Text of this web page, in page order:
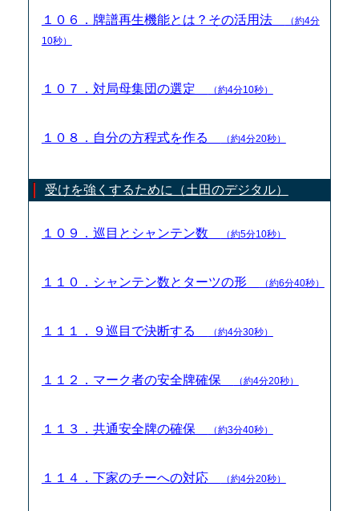
１０６．牌譜再生機能とは？その活用法
（約4分
10秒）
１０７．対局母集団の選定 （約4分10秒）
１０８．自分の方程式を作る （約4分20秒）
受けを強くするために（土田のデジタル）
１０９．巡目とシャンテン数 （約5分10秒）
１１０．シャンテン数とターツの形 （約6分40秒）
１１１．９巡目で決断する （約4分30秒）
１１２．マーク者の安全牌確保 （約4分20秒）
１１３．共通安全牌の確保 （約3分40秒）
１１４．下家のチーへの対応 （約4分20秒）